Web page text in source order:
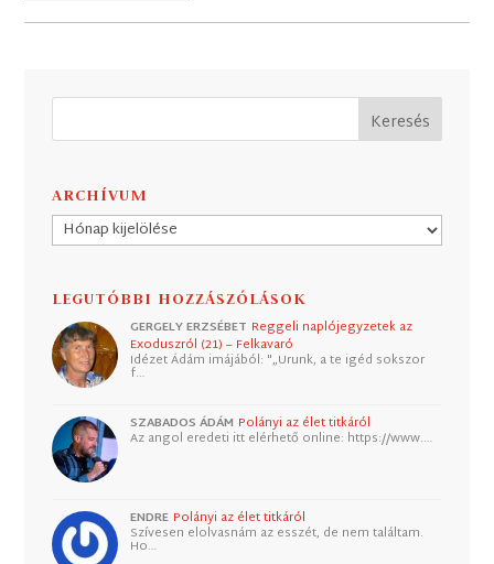
ARCHÍVUM
Archívum
LEGUTÓBBI HOZZÁSZÓLÁSOK
GERGELY ERZSÉBET Reggeli naplójegyzetek az
Exoduszról (21) – Felkavaró
Idézet Ádám imájából: "„Urunk, a te igéd sokszor
f…
SZABADOS ÁDÁM Polányi az élet titkáról
Az angol eredeti itt elérhető online: https://www.…
ENDRE Polányi az élet titkáról
Szívesen elolvasnám az esszét, de nem találtam.
Ho…